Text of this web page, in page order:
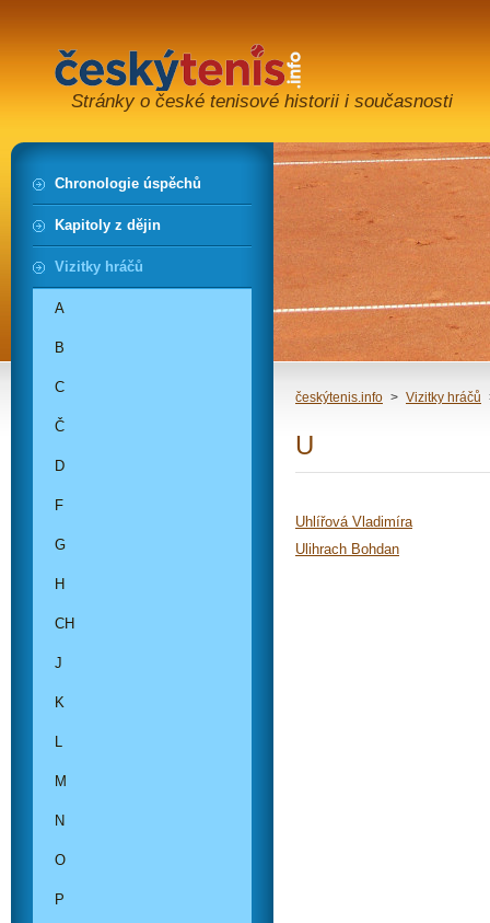
Stránky o české tenisové historii i současnosti
českýtenis.info > Vizitky hráčů
U
Uhlířová Vladimíra
Ulihrach Bohdan
Chronologie úspěchů
Kapitoly z dějin
Vizitky hráčů
A
B
C
Č
D
F
G
H
CH
J
K
L
M
N
O
P